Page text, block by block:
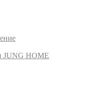
JUNG HOME